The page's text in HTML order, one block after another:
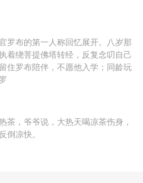
罗布的第一人称回忆展开。八岁那
着绕菩提佛塔转经，反复念叨自己
住罗布陪伴，不愿他入学；同龄玩
茶，爷爷说，大热天喝凉茶伤身，
倒凉快。